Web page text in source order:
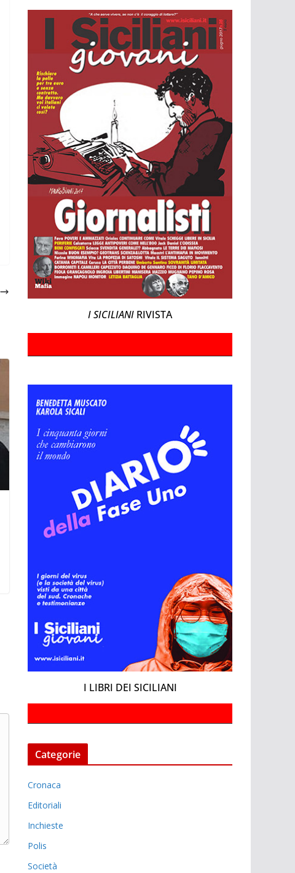
I SICILIANI RIVISTA
I LIBRI DEI SICILIANI
Categorie
Cronaca
Editoriali
Inchieste
Polis
Società